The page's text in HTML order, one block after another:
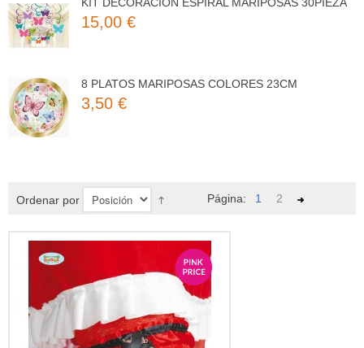
3,50 €
Ordenar por Página: 1 2